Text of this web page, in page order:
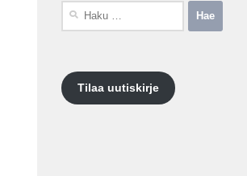
Tilaa uutiskirje